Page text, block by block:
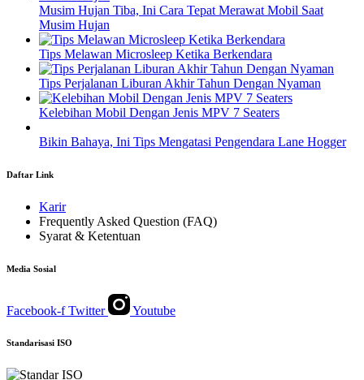
Musim Hujan Tiba, Ini Cara Tepat Merawat Mobil Saat
Musim Hujan
Tips Melawan Microsleep Ketika Berkendara
Tips Perjalanan Liburan Akhir Tahun Dengan Nyaman
Kelebihan Mobil Dengan Jenis MPV 7 Seaters
Bikin Bahaya, Ini Tips Mengatasi Pengendara Lane Hogger
Daftar Link
Karir
Frequently Asked Question (FAQ)
Syarat & Ketentuan
Media Sosial
Facebook-f Twitter Youtube
Standarisasi ISO